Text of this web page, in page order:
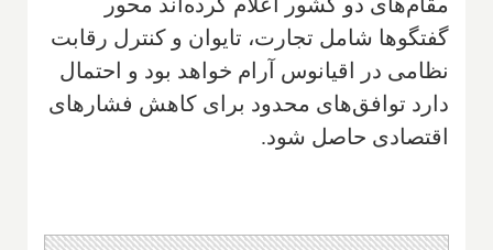
گفتگوها شامل تجارت، تایوان و کنترل رقابت
نظامی در اقیانوس آرام خواهد بود و احتمال
دارد توافق‌های محدود برای کاهش فشارهای
اقتصادی حاصل شود.